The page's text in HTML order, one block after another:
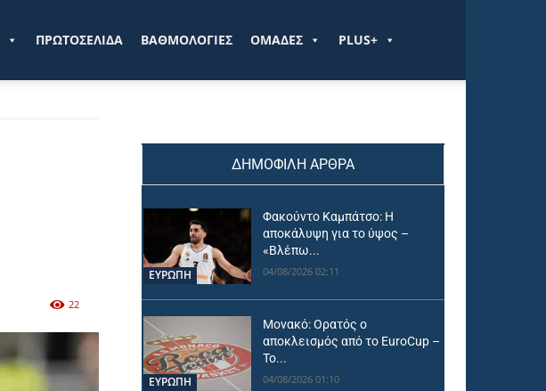
ΠΡΩΤΟΣΕΛΙΔΑ ΒΑΘΜΟΛΟΓΙΕΣ ΟΜΑΔΕΣ PLUS+
22
ΔΗΜΟΦΙΛΗ ΑΡΘΡΑ
ΕΥΡΩΠΗ
Φακούντο Καμπάτσο: Η
αποκάλυψη για το ύψος –
«Βλέπω...
04/08/2026 02:11
ΕΥΡΩΠΗ
Μονακό: Ορατός ο
αποκλεισμός από το EuroCup –
Το...
04/08/2026 01:10